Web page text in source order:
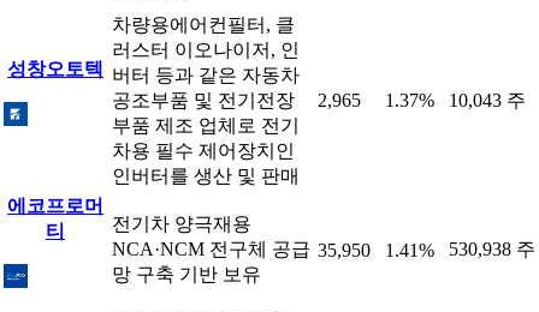
성창오토텍
차량용에어컨필터, 클
러스터 이오나이저, 인
버터 등과 같은 자동차
공조부품 및 전기전장
부품 제조 업체로 전기
차용 필수 제어장치인
인버터를 생산 및 판매
2,965 1.37% 10,043 주
에코프로머
티
전기차 양극재용
NCA·NCM 전구체 공급
망 구축 기반 보유
35,950 1.41% 530,938 주